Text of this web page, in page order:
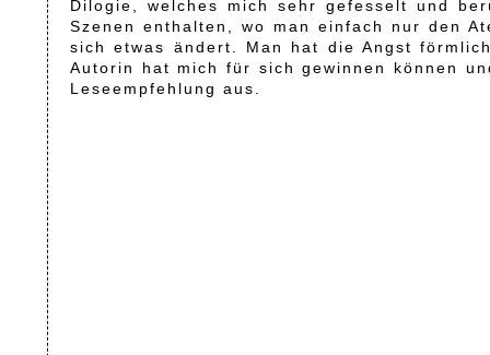
Dilogie, welches mich sehr gefesselt und
Szenen enthalten, wo man einfach nur den
sich etwas ändert. Man hat die Angst
Autorin hat mich für sich gewinnen können
Leseempfehlung aus.